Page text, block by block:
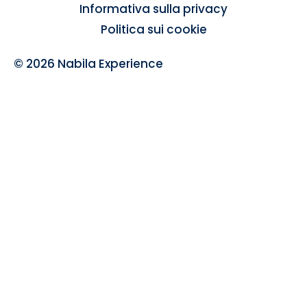
Informativa sulla privacy
Politica sui cookie
© 2026 Nabila Experience